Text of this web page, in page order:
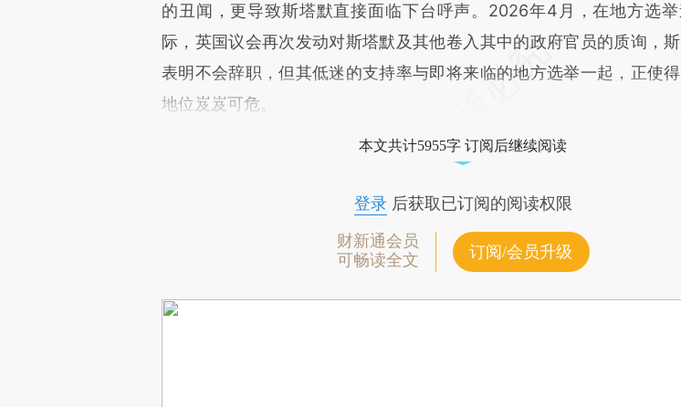
的丑闻，更导致斯塔默直接面临下台呼声。2026年4月，在地方选举
际，英国议会再次发动对斯塔默及其他卷入其中的政府官员的质询，
表明不会辞职，但其低迷的支持率与即将来临的地方选举一起，正使
地位岌岌可危。
本文共计5955字 订阅后继续阅读
登录后获取已订阅的阅读权限
财新通会员
可畅读全文
订阅/会员升级